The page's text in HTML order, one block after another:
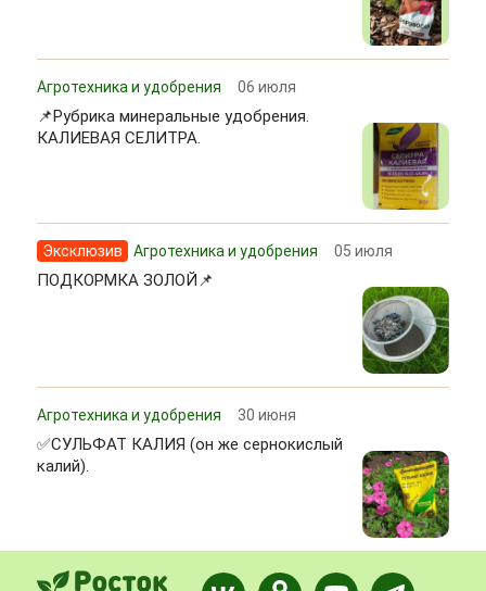
Агротехника и удобрения 06 июля
📌Рубрика минеральные удобрения.
КАЛИЕВАЯ СЕЛИТРА.
Эксклюзив Агротехника и удобрения 05 июля
ПОДКОРМКА ЗОЛОЙ📌
Агротехника и удобрения 30 июня
✅СУЛЬФАТ КАЛИЯ (он же сернокислый
калий).